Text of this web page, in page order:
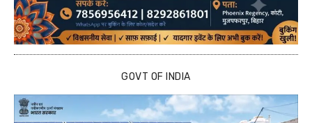
GOVT OF INDIA